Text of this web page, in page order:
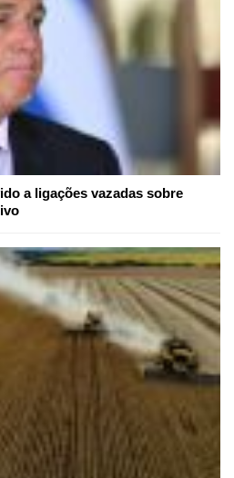
a ligações vazadas sobre